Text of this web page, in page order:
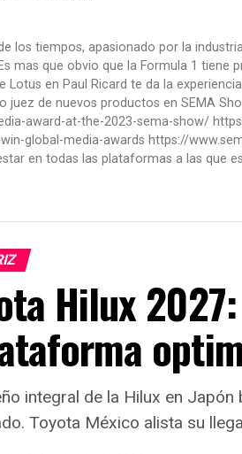
los tiempos, apasionado por la
mas que obvio que la Formula 1 tiene
Lotus en Paul Ricard te da la
juez de nuevos productos en SEMA
award-at-the-2023-sema-show/
global-media-awards https://
en todas las plataformas a las que
Hilux
integral de la Hilux en
Toyota México alista su